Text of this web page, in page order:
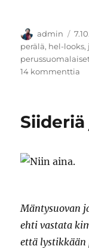
Kirjoittaja
admin
perälä, hel-looks,
14 kommenttia
Mäntysuovan
ehti vastata
että lystikkään